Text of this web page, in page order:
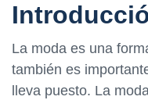
La moda es una
también es
lleva puesto. La